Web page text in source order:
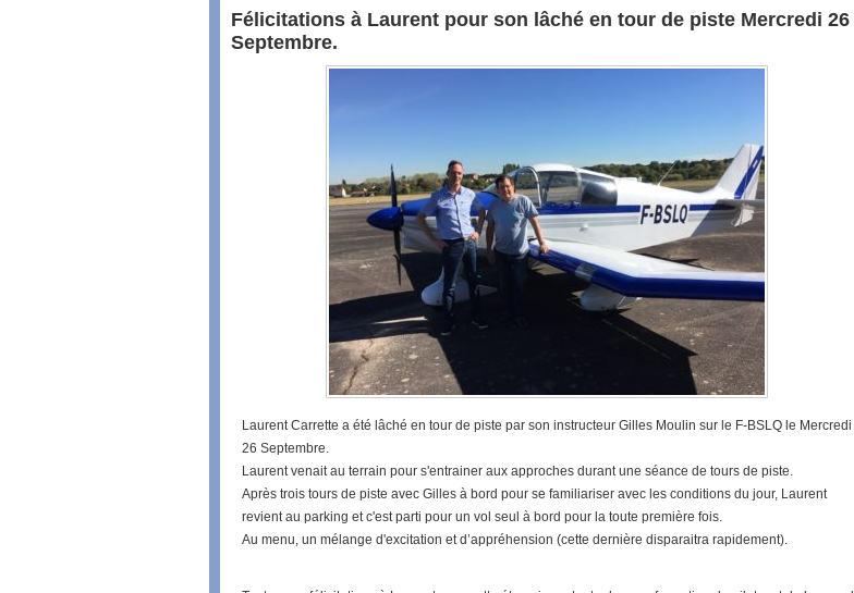
Félicitations à Laurent pour son lâché en tour de piste Mercredi 26
Septembre.
Laurent Carrette a été lâché en tour de piste par son instructeur Gilles Moulin sur le F-BSLQ le Mercredi
26 Septembre.
Laurent venait au terrain pour s'entrainer aux approches durant une séance de tours de piste.
Après trois tours de piste avec Gilles à bord pour se familiariser avec les conditions du jour, Laurent
revient au parking et c'est parti pour un vol seul à bord pour la toute première fois.
Au menu, un mélange d'excitation et d’appréhension (cette dernière disparaitra rapidement).